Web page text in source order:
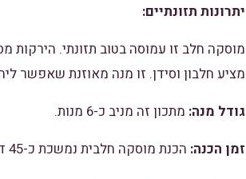
יתרונות תזונתיים:
מוסקה חלב זו עמוסה בטוב תזונתי. הירקות
מציע חלבון וסידן. זו מנה מאוזנת שאפשר
גודל מנה: מתכון זה מניב כ-6 מנות.
זמן הכנה: הכנת מוסקה חלבית נמשכת כ-45 דקות, עם 45 דקות נוספות לאפייה.